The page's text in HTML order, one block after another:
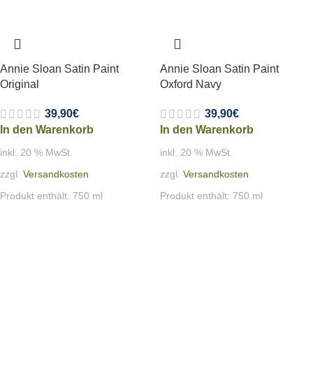
Annie Sloan Satin Paint
Original
39,90€
In den Warenkorb
inkl. 20 % MwSt.
zzgl. Versandkosten
Produkt enthält: 750 ml
Annie Sloan Satin Paint
Oxford Navy
39,90€
In den Warenkorb
inkl. 20 % MwSt.
zzgl. Versandkosten
Produkt enthält: 750 ml